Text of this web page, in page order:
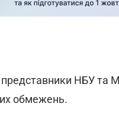
НБУ та
обмежень.